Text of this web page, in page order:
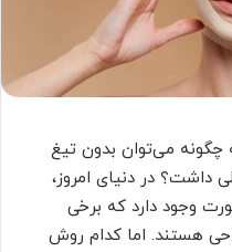
چگونه می‌توان بدون تیغ
در دنیای امروز،
وجود دارد که برخی
هستند. اما کدام روش